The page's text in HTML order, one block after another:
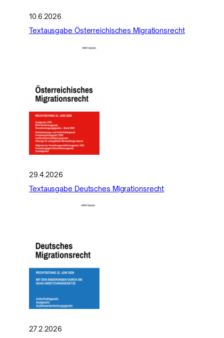
10.6.2026
Textausgabe Österreichisches Migrationsrecht
29.4.2026
Textausgabe Deutsches Migrationsrecht
27.2.2026